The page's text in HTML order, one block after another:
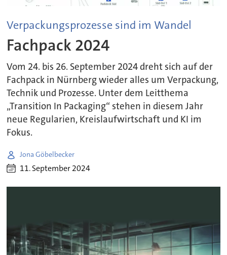
Verpackungsprozesse sind im Wandel
Fachpack 2024
Vom 24. bis 26. September 2024 dreht sich auf der
Fachpack in Nürnberg wieder alles um Verpackung,
Technik und Prozesse. Unter dem Leitthema
„Transition In Packaging“ stehen in diesem Jahr
neue Regularien, Kreislaufwirtschaft und KI im
Fokus.
Jona Göbelbecker
11. September 2024